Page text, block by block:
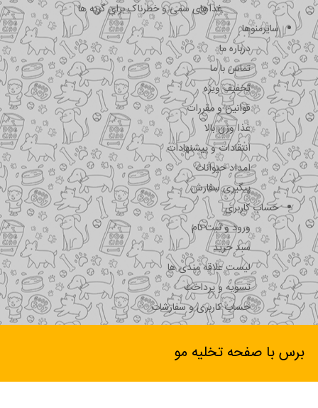
غذاهای سمی و خطرناک برای گربه ها
سایرمنوها
درباره ما
تماس با ما
تخفیف ویژه
قوانین و مقررات
غذا وزن بالا
انتقادات و پیشنهادات
امداد حیوانات
پیگیری سفارش
حساب کاربری
ورود و ثبت نام
سبد خرید
لیست علاقه مندی ها
تسویه و پرداخت
حساب کاربری و سفارشات
برس با صفحه تخلیه مو